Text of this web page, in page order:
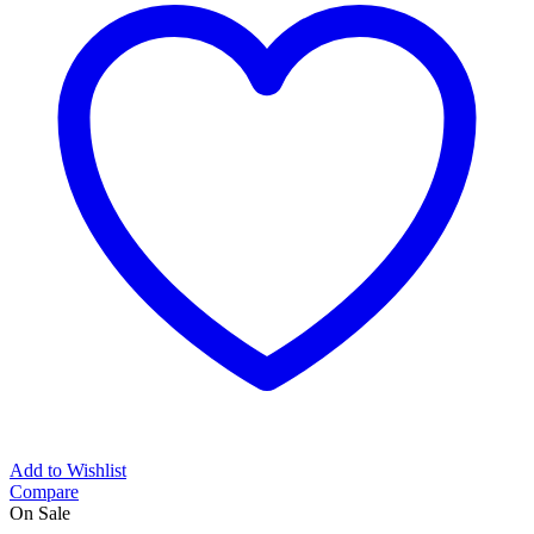
Add to Wishlist
Compare
On Sale